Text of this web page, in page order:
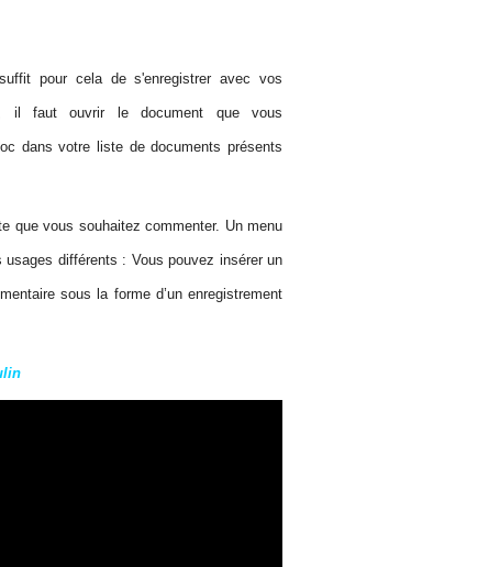
pour cela de s'enregistrer avec vos
il faut ouvrir le document que vous
dans votre liste de documents présents
que vous souhaitez commenter. Un menu
différents : Vous pouvez insérer un
sous la forme d’un enregistrement